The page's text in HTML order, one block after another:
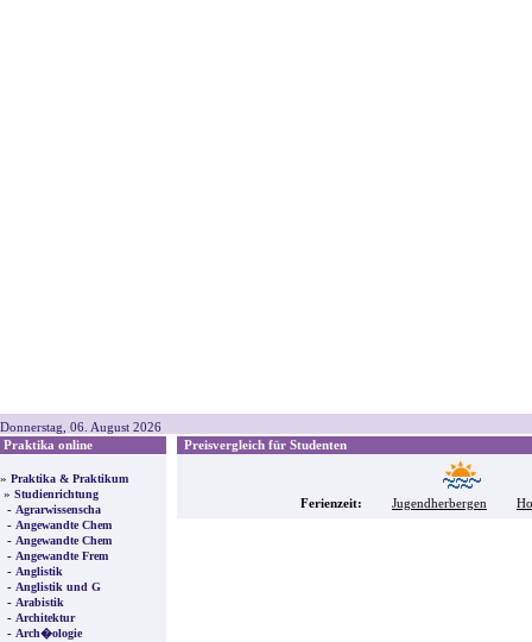
Donnerstag, 06. August 2026
Praktika online
» Praktika & Praktikum
» Studienrichtung
- Agrarwissenscha
- Angewandte Chem
- Angewandte Chem
- Angewandte Frem
- Anglistik
- Anglistik und G
- Arabistik
- Architektur
- Arch�ologie
Preisvergleich für Studenten
Ferienzeit: Jugendherbergen